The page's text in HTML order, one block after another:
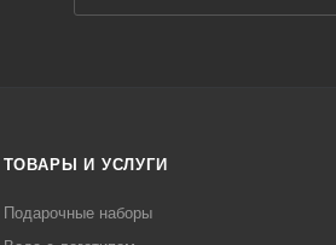
ТОВАРЫ И УСЛУГИ
Подарочные наборы